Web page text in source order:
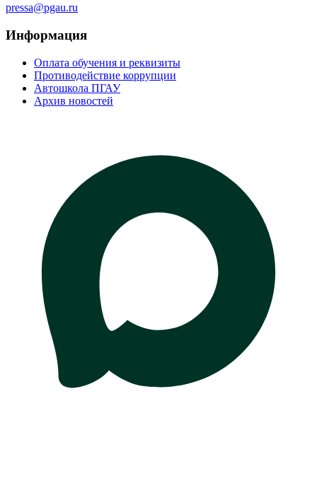
pressa@pgau.ru
Информация
Оплата обучения и реквизиты
Противодействие коррупции
Автошкола ПГАУ
Архив новостей